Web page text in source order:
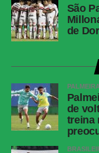
Share
São
de
de
treina